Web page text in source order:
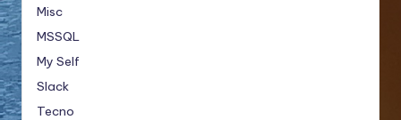
Misc
MSSQL
My Self
Slack
Tecno